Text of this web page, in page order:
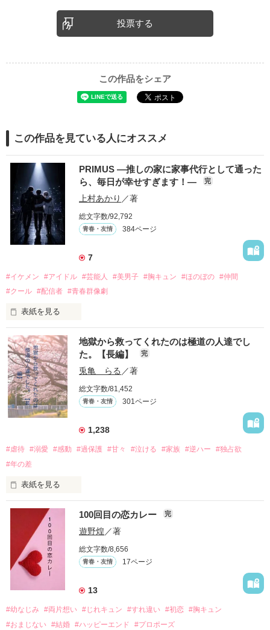
投票する
この作品をシェア
この作品を見ている人にオススメ
PRIMUS ―推しの家に家事代行として通った
ら、毎日が幸せすぎます！―
完
上村あかり ／著
総文字数/92,792
青春・友情 384ページ
7
#イケメン #アイドル #芸能人 #美男子 #胸キュン #ほのぼの #仲間
#クール #配信者 #青春群像劇
表紙を見る
推しは画面の向こうにいるはずだったのに、仕事先で毎日会っ
ています。
不器用でも努力を諦めない赤。
無口で頼れる黒。
天才肌で笑顔が眩しい白。
三人の姿に勇気をもらい、「私も一歩踏み出してみたい」と思
えるようになった。
笑って、ときどき泣ける。
作品を読む
地獄から救ってくれたのは極道の人達でし
た。【長編】
完
兎亀 らる ／著
総文字数/81,452
青春・友情 301ページ
1,238
#虐待 #溺愛 #感動 #過保護 #甘々 #泣ける #家族 #逆ハー
#独占欲
#年の差
表紙を見る
｢全部あんたのせいよ｣
『──のせいじゃないよ』
｢なんであんたが生きてんのよ｣
『生きていてくれてありがとう』
｢あんたなんか産まなきゃ良かった｣
『産まれてきてくれてありがとう』
100回目の恋カレー 完
遊野煌／著
総文字数/8,656
青春・友情 17ページ
13
#幼なじみ #両片想い #じれキュン #すれ違い #初恋 #胸キュン
#おまじない #結婚 #ハッピーエンド #プロポーズ